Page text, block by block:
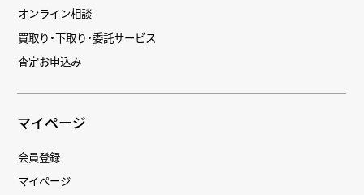
オンライン相談
買取り・下取り・委託サービス
査定お申込み
マイページ
会員登録
マイページ